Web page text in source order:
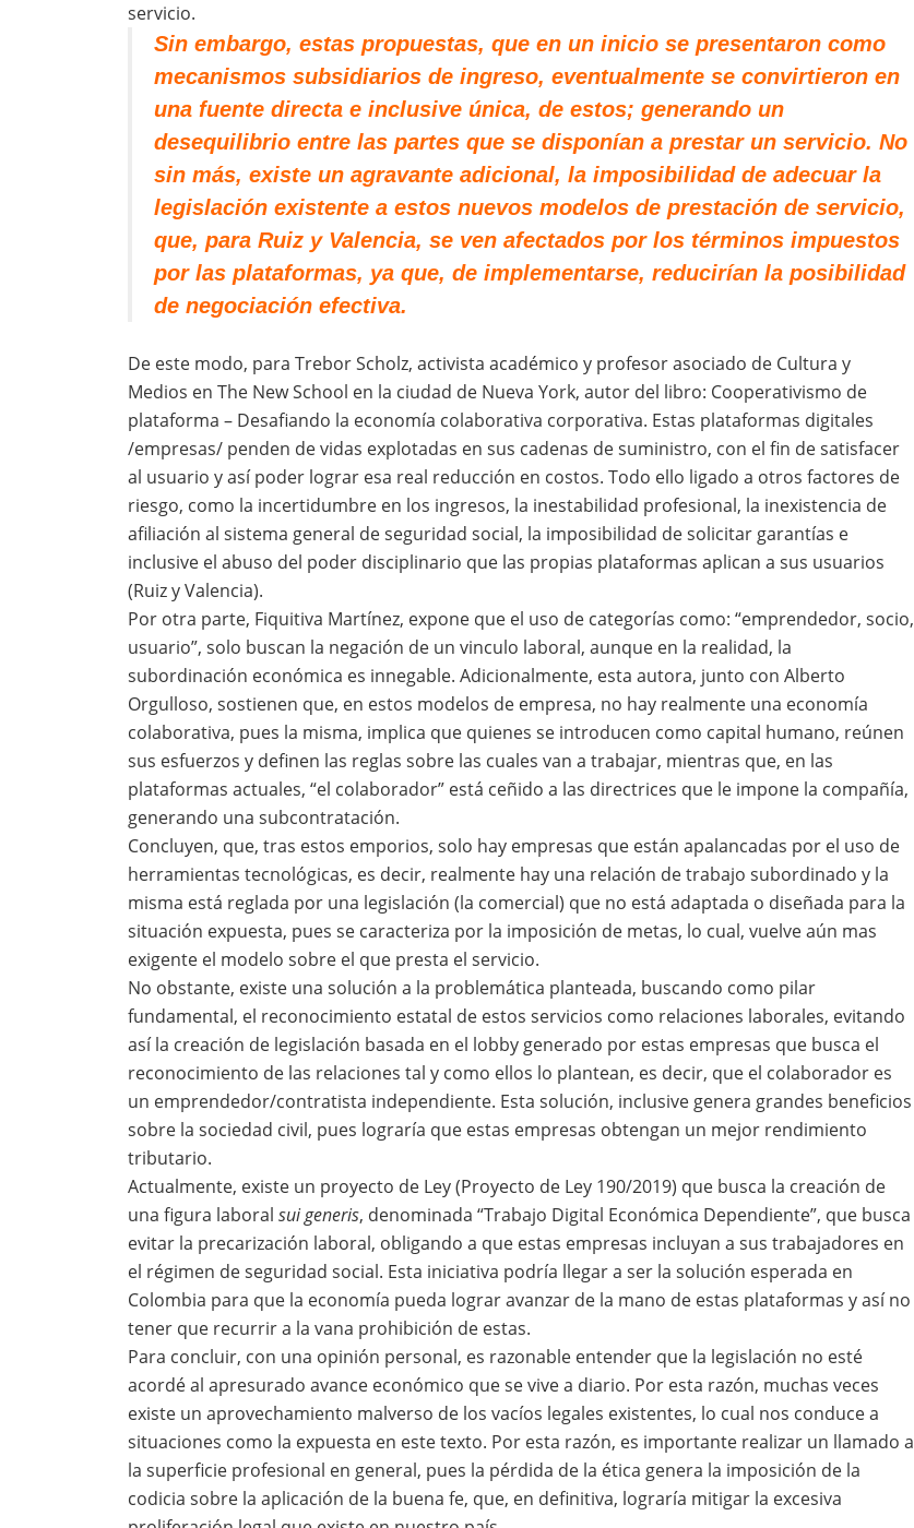
servicio.
Sin embargo, estas propuestas, que en un inicio se presentaron como
mecanismos subsidiarios de ingreso, eventualmente se convirtieron en
una fuente directa e inclusive única, de estos; generando un
desequilibrio entre las partes que se disponían a prestar un servicio. No
sin más, existe un agravante adicional, la imposibilidad de adecuar la
legislación existente a estos nuevos modelos de prestación de servicio,
que, para Ruiz y Valencia, se ven afectados por los términos impuestos
por las plataformas, ya que, de implementarse, reducirían la posibilidad
de negociación efectiva.
De este modo, para Trebor Scholz, activista académico y profesor asociado de Cultura y
Medios en The New School en la ciudad de Nueva York, autor del libro: Cooperativismo de
plataforma – Desafiando la economía colaborativa corporativa. Estas plataformas digitales
/empresas/ penden de vidas explotadas en sus cadenas de suministro, con el fin de satisfacer
al usuario y así poder lograr esa real reducción en costos. Todo ello ligado a otros factores de
riesgo, como la incertidumbre en los ingresos, la inestabilidad profesional, la inexistencia de
afiliación al sistema general de seguridad social, la imposibilidad de solicitar garantías e
inclusive el abuso del poder disciplinario que las propias plataformas aplican a sus usuarios
(Ruiz y Valencia).
Por otra parte, Fiquitiva Martínez, expone que el uso de categorías como: “emprendedor, socio,
usuario”, solo buscan la negación de un vinculo laboral, aunque en la realidad, la
subordinación económica es innegable. Adicionalmente, esta autora, junto con Alberto
Orgulloso, sostienen que, en estos modelos de empresa, no hay realmente una economía
colaborativa, pues la misma, implica que quienes se introducen como capital humano, reúnen
sus esfuerzos y definen las reglas sobre las cuales van a trabajar, mientras que, en las
plataformas actuales, “el colaborador” está ceñido a las directrices que le impone la compañía,
generando una subcontratación.
Concluyen, que, tras estos emporios, solo hay empresas que están apalancadas por el uso de
herramientas tecnológicas, es decir, realmente hay una relación de trabajo subordinado y la
misma está reglada por una legislación (la comercial) que no está adaptada o diseñada para la
situación expuesta, pues se caracteriza por la imposición de metas, lo cual, vuelve aún mas
exigente el modelo sobre el que presta el servicio.
No obstante, existe una solución a la problemática planteada, buscando como pilar
fundamental, el reconocimiento estatal de estos servicios como relaciones laborales, evitando
así la creación de legislación basada en el lobby generado por estas empresas que busca el
reconocimiento de las relaciones tal y como ellos lo plantean, es decir, que el colaborador es
un emprendedor/contratista independiente. Esta solución, inclusive genera grandes beneficios
sobre la sociedad civil, pues lograría que estas empresas obtengan un mejor rendimiento
tributario.
Actualmente, existe un proyecto de Ley (Proyecto de Ley 190/2019) que busca la creación de
una figura laboral sui generis, denominada “Trabajo Digital Económica Dependiente”, que busca
evitar la precarización laboral, obligando a que estas empresas incluyan a sus trabajadores en
el régimen de seguridad social. Esta iniciativa podría llegar a ser la solución esperada en
Colombia para que la economía pueda lograr avanzar de la mano de estas plataformas y así no
tener que recurrir a la vana prohibición de estas.
Para concluir, con una opinión personal, es razonable entender que la legislación no esté
acordé al apresurado avance económico que se vive a diario. Por esta razón, muchas veces
existe un aprovechamiento malverso de los vacíos legales existentes, lo cual nos conduce a
situaciones como la expuesta en este texto. Por esta razón, es importante realizar un llamado a
la superficie profesional en general, pues la pérdida de la ética genera la imposición de la
codicia sobre la aplicación de la buena fe, que, en definitiva, lograría mitigar la excesiva